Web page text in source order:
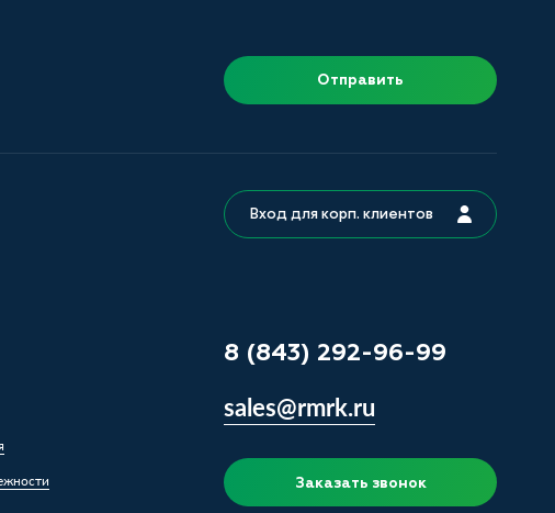
Отправить
Вход для корп. клиентов
8 (843) 292-96-99
sales@rmrk.ru
Заказать звонок